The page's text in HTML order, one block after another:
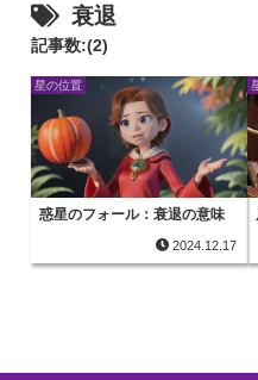
衰退
記事数:(2)
星の位置
惑星のフォール：衰退の意味
2024.12.17